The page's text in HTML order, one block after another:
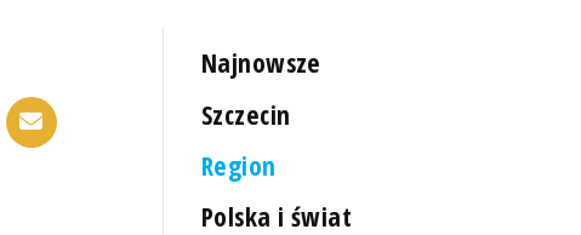
Najnowsze
Szczecin
Region
Polska i świat